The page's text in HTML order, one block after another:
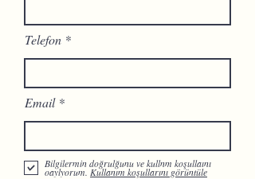
Telefon
Email
Bilgilermin doğrulğunu ve kullnm koşullaını
oaylyorum. Kullanım koşullarını görüntüle